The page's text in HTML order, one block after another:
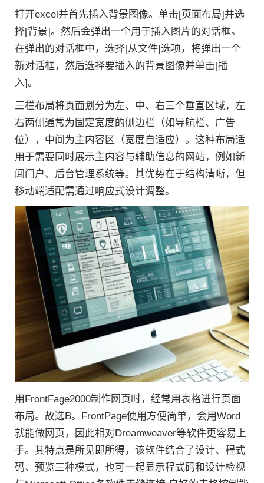
打开excel并首先插入背景图像。单击[页面布局]并选
择[背景]。然后会弹出一个用于插入图片的对话框。
在弹出的对话框中，选择[从文件]选项，将弹出一个
新对话框，然后选择要插入的背景图像并单击[插
入]。
三栏布局将页面划分为左、中、右三个垂直区域，左
右两侧通常为固定宽度的侧边栏（如导航栏、广告
位），中间为主内容区（宽度自适应）。这种布局适
用于需要同时展示主内容与辅助信息的网站，例如新
闻门户、后台管理系统等。其优势在于结构清晰，但
移动端适配需通过响应式设计调整。
用FrontFage2000制作网页时，经常用表格进行页面
布局。故选B。FrontPage使用方便简单，会用Word
就能做网页，因此相对Dreamweaver等软件更容易上
手。其特点是所见即所得，该软件结合了设计、程式
码、预览三种模式，也可一起显示程式码和设计检视